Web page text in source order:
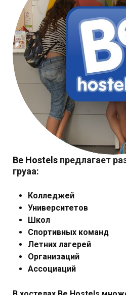
Be Hostels предлагает
груаа:
Колледжей
Университетов
Школ
Спортивных команд
Летних лагерей
Организаций
Ассоциаций